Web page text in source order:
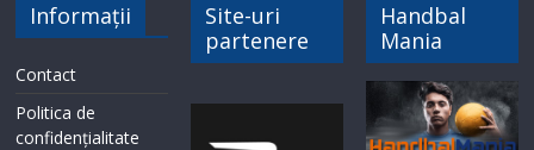
Informații
Contact
Politica de
confidențialitate
Site-uri
partenere
Handbal
Mania